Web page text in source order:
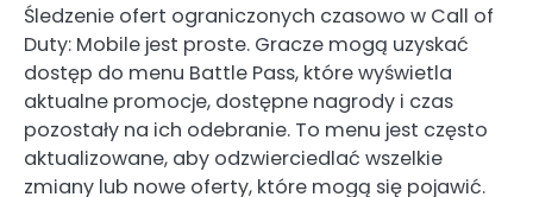
Śledzenie ofert ograniczonych czasowo w Call of
Duty: Mobile jest proste. Gracze mogą uzyskać
dostęp do menu Battle Pass, które wyświetla
aktualne promocje, dostępne nagrody i czas
pozostały na ich odebranie. To menu jest często
aktualizowane, aby odzwierciedlać wszelkie
zmiany lub nowe oferty, które mogą się pojawić.